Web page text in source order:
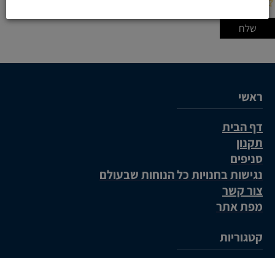
ראשי
דף הבית
תקנון
סניפים
נגישות בחנויות כל הנוחות שבעולם
צור קשר
מפת אתר
קטגוריות